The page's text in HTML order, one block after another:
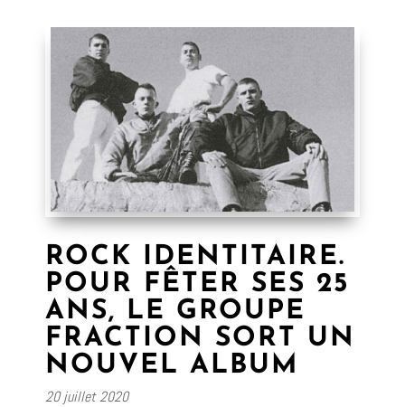
ROCK IDENTITAIRE.
POUR FÊTER SES 25
ANS, LE GROUPE
FRACTION SORT UN
NOUVEL ALBUM
20 juillet 2020